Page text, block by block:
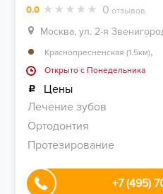
0.0 0 отзывов
Москва, ул. 2-я
Краснопресненская (1.5км),
Открыто c Понедельника
Цены
Лечение зубов
Ортодонтия
Протезирование
+7 (495)